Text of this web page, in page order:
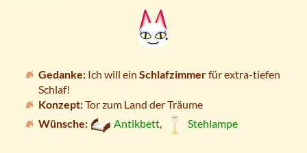
Gedanke: Ich will ein Schlafzimmerfür extra-tiefen
Schlaf!
Konzept:Tor zum Land der Träume
Wünsche:
Antikbett, Stehlampe